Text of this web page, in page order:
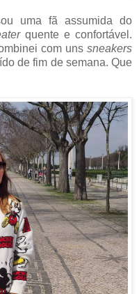
uma fã assumida do
quente e confortável.
com uns sneakers
de fim de semana. Que